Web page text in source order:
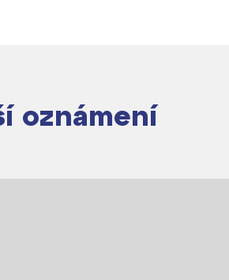
oznámení